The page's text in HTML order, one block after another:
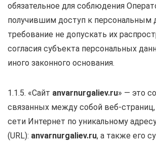
обязательное для соблюдения
получившим доступ к
требование не допускать их
согласия субъекта персональных
иного законного основания.
1.1.5. «Сайт anvarnurgaliev.ru» — это
связанных между собой веб-
сети Интернет по уникальному
(URL): anvarnurgaliev.ru, а также его